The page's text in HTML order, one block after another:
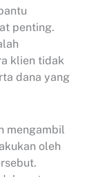
penting.
klien tidak
dana yang
mengambil
oleh